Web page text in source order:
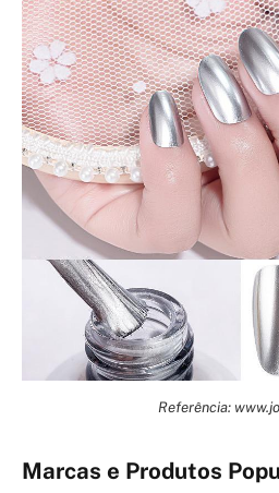
Referência:
Marcas e Produtos